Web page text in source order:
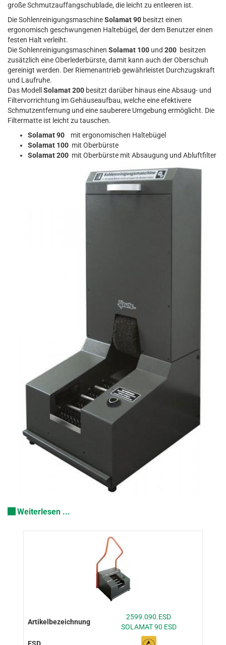
große Schmutzauffangschublade, die leicht zu entleeren ist.
Die SohlenreinigungsmaschineSolamat 90 besitzt einen
ergonomisch geschwungenen Haltebügel, der dem Benutzer einen
festen Halt verleiht.
Die Sohlenreinigungsmaschinen Solamat 100 und 200 besitzen
zusätzlich eine Oberlederbürste, damit kann auch der Oberschuh
gereinigt werden. Der Riemenantrieb gewährleistet Durchzugskraft
und Laufruhe.
Das Modell Solamat 200 besitzt darüber hinaus eine Absaug- und
Filtervorrichtung im Gehäuseaufbau, welche eine efektivere
Schmutzentfernung und eine sauberere Umgebung ermöglicht. Die
Filtermatte ist leicht zu tauschen.
Solamat 90 mit ergonomischen Haltebügel
Solamat 100 mit Oberbürste
Solamat 200 mit Oberbürste mit Absaugung und Abluftfilter
Weiterlesen ...
2599.090.ESD
SOLAMAT 90 ESD